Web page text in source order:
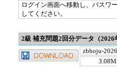
ログイン画面へ移動し、パスワ
してください。
2級 補充問題2回分データ（2026
zbhoju-